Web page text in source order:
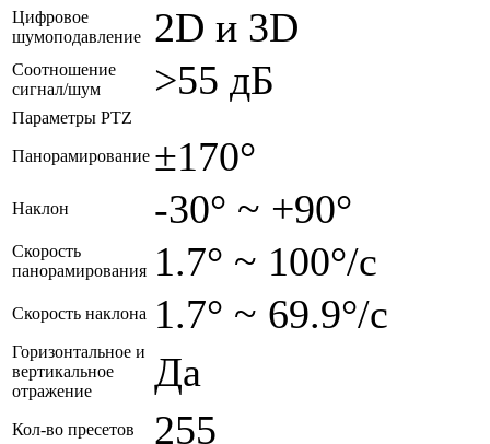
Цифровое
шумоподавление
2D и 3D
Соотношение
сигнал/шум
>55 дБ
Параметры PTZ
Панорамирование ±170°
Наклон -30° ~ +90°
Скорость
панорамирования 1.7° ~ 100°/с
Скорость наклона 1.7° ~ 69.9°/с
Горизонтальное и
вертикальное
отражение
Да
Кол-во пресетов 255